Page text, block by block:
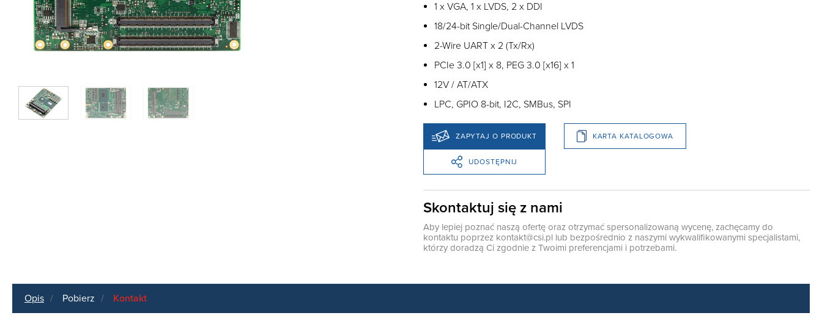
1 x VGA, 1 x LVDS, 2 x DDI
18/24-bit Single/Dual-Channel LVDS
2-Wire UART x 2 (Tx/Rx)
PCIe 3.0 [x1] x 8, PEG 3.0 [x16] x 1
12V / AT/ATX
LPC, GPIO 8-bit, I2C, SMBus, SPI
ZAPYTAJ O PRODUKT KARTA KATALOGOWA
UDOSTĘPNIJ
Skontaktuj się z nami
Aby lepiej poznać naszą ofertę oraz otrzymać spersonalizowaną wycenę, zachęcamy do
kontaktu poprzez kontakt@csi.pl lub bezpośrednio z naszymi wykwalifikowanymi specjalistami,
którzy doradzą Ci zgodnie z Twoimi preferencjami i potrzebami.
Opis Pobierz Kontakt